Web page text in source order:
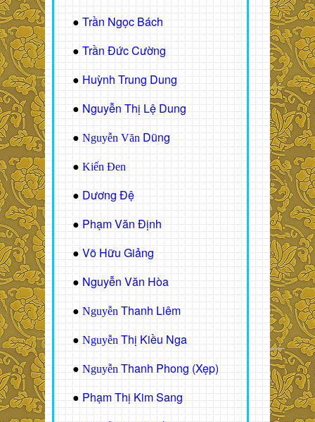
● Trần Ngọc Bách
● Trần Đức Cường
● Huỳnh Trung Dung
● Nguyễn Thị Lệ Dung
● Nguyễn Văn Dũng
● Kiến Đen
● Dương Đệ
● Phạm Văn Định
● Võ Hữu Giảng
● Nguyễn Văn Hòa
● Nguyễn Thanh Liêm
● Nguyễn Thị Kiều Nga
● Nguyễn Thanh Phong (Xẹp)
● Phạm Thị Kim Sang